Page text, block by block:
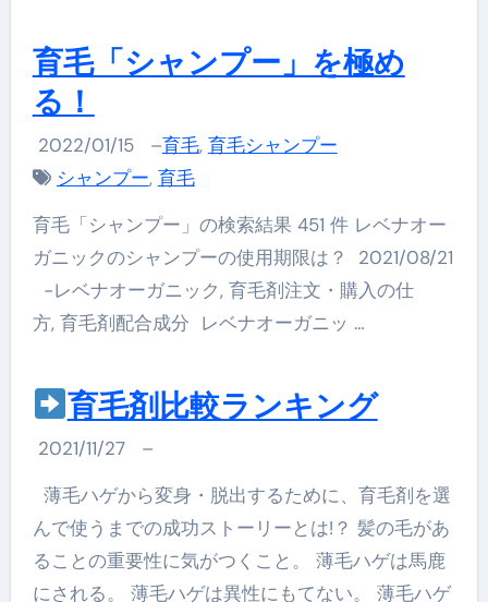
育毛「シャンプー」を極め
る！
2022/01/15 –育毛, 育毛シャンプー
シャンプー, 育毛
育毛「シャンプー」の検索結果 451 件 レベナオー
ガニックのシャンプーの使用期限は？ 2021/08/21
-レベナオーガニック, 育毛剤注文・購入の仕
方, 育毛剤配合成分 レベナオーガニッ …
育毛剤比較ランキング
2021/11/27
–
薄毛ハゲから変身・脱出するために、育毛剤を選
んで使うまでの成功ストーリーとは!？ 髪の毛があ
ることの重要性に気がつくこと。 薄毛ハゲは馬鹿
にされる。 薄毛ハゲは異性にもてない。 薄毛ハゲ